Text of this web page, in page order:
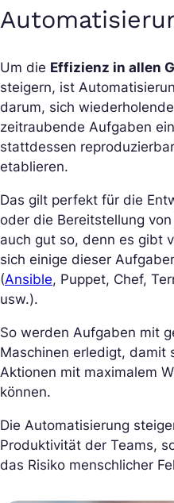
Um die Effizienz in allen
steigern, ist
darum, sich
zeitraubende Aufgaben
stattdessen
etablieren.
Das gilt perfekt für die
oder die Bereitstellung
auch gut so, denn es gibt
sich einige dieser
(Ansible, Puppet, Chef,
usw.).
So werden Aufgaben mit
Maschinen erledigt, damit
Aktionen mit maximalem
können.
Die Automatisierung
Produktivität der Teams,
das Risiko menschlicher